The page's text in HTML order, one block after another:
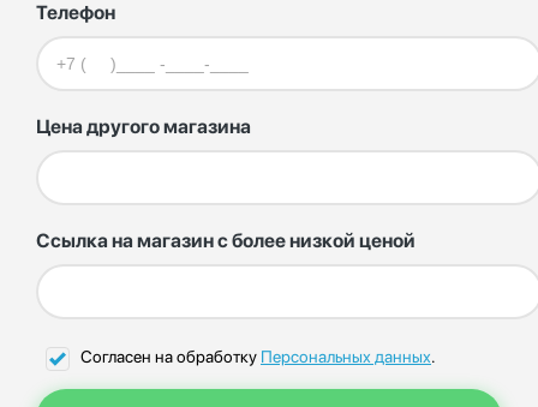
Телефон
Цена другого магазина
Ссылка на магазин с более низкой ценой
Согласен на обработку Персональных данных.